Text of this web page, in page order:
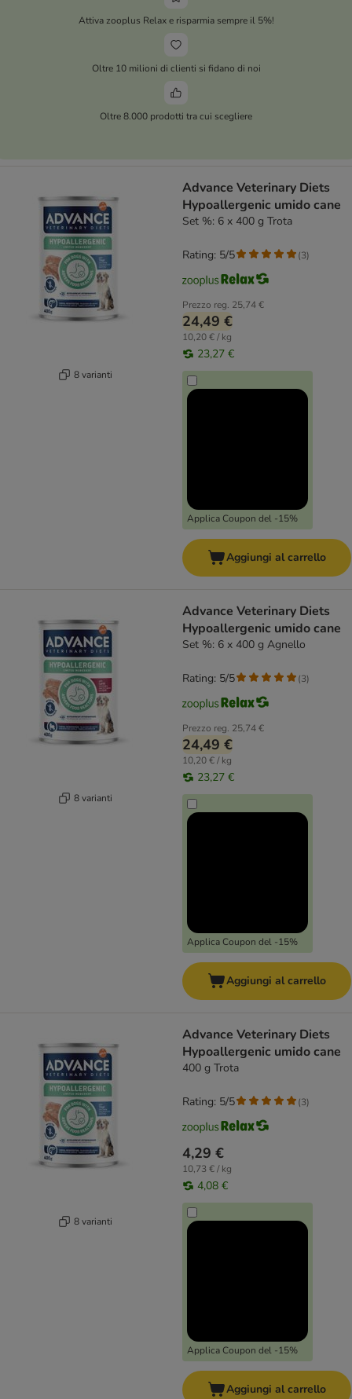
Attiva zooplus Relax e risparmia sempre il 5%!
Oltre 10 milioni di clienti si fidano di noi
Oltre 8.000 prodotti tra cui scegliere
8 varianti
Advance Veterinary Diets
Hypoallergenic umido cane
Set %: 6 x 400 g Trota
Prezzo reg. 25,74 €
24,49 €
10,20 € / kg
23,27 €
Applica Coupon del -15%
Rating: 5/5 (3)
Aggiungi al carrello
8 varianti
Advance Veterinary Diets
Hypoallergenic umido cane
Set %: 6 x 400 g Agnello
Prezzo reg. 25,74 €
24,49 €
10,20 € / kg
23,27 €
Applica Coupon del -15%
Rating: 5/5 (3)
Aggiungi al carrello
8 varianti
Advance Veterinary Diets
Hypoallergenic umido cane
400 g Trota
4,29 €
10,73 € / kg
4,08 €
Applica Coupon del -15%
Rating: 5/5 (3)
Aggiungi al carrello